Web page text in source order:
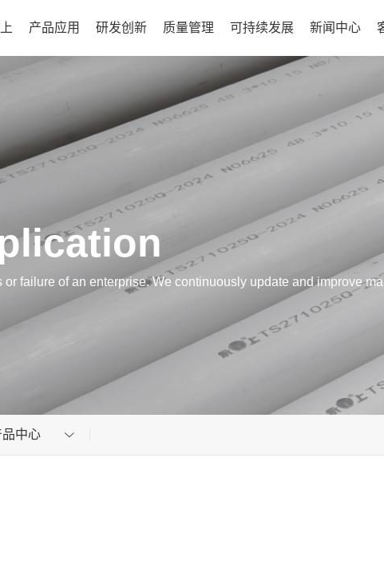
产品应用 研发创新 质量管理 可持续发展 新闻中心
failure of an enterprise. We continuously update and improve
品中心